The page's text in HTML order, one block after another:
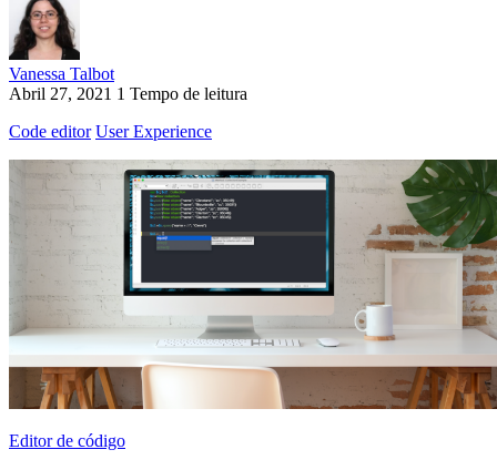
Vanessa Talbot
Abril 27, 2021 1 Tempo de leitura
Code editor User Experience
Editor de código